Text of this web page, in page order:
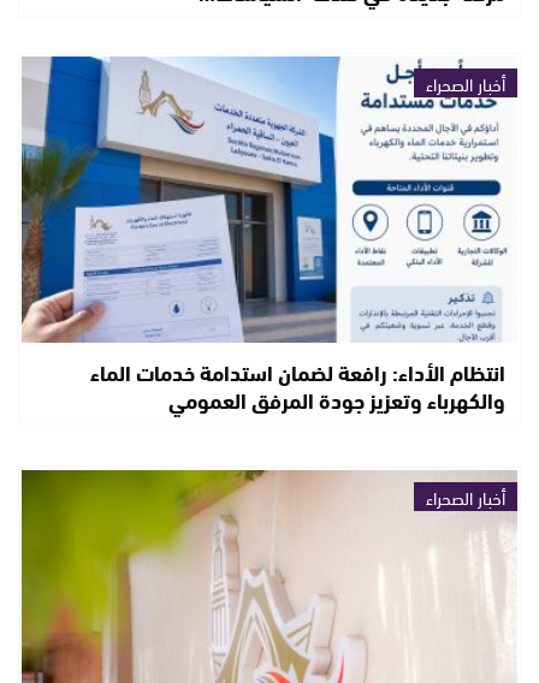
أخبار الصحراء
انتظام الأداء: رافعة لضمان استدامة خدمات الماء
والكهرباء وتعزيز جودة المرفق العمومي
أخبار الصحراء